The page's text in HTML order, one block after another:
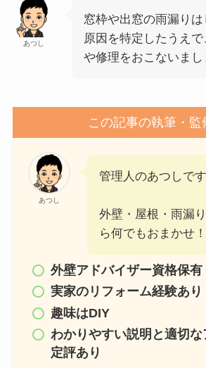
あつし
窓枠や出窓の雨漏りは
原因を特定したうえ
や修理をおこないまし
この記事の執筆・監
あつし
管理人のあつしです
外壁・屋根・雨漏
ら何でもおまかせ！
外壁アドバイザー資格保有
実家のリフォーム経験あり
趣味はDIY
わかりやすい説明と適切
定評あり